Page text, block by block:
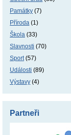
Památky (7)
Příroda (1)
Škola (33)
Slavnosti (70)
Sport(57)
Události (89)
Výstavy (4)
Partneři